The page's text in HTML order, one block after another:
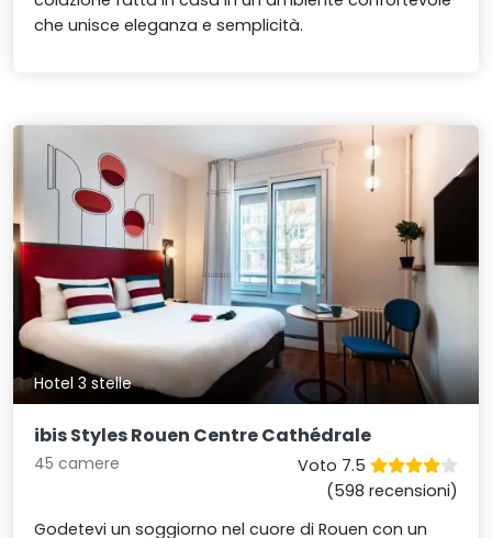
che unisce eleganza e semplicità.
Hotel 3 stelle
ibis Styles Rouen Centre Cathédrale
45 camere
Voto 7.5
(598 recensioni)
Godetevi un soggiorno nel cuore di Rouen con un